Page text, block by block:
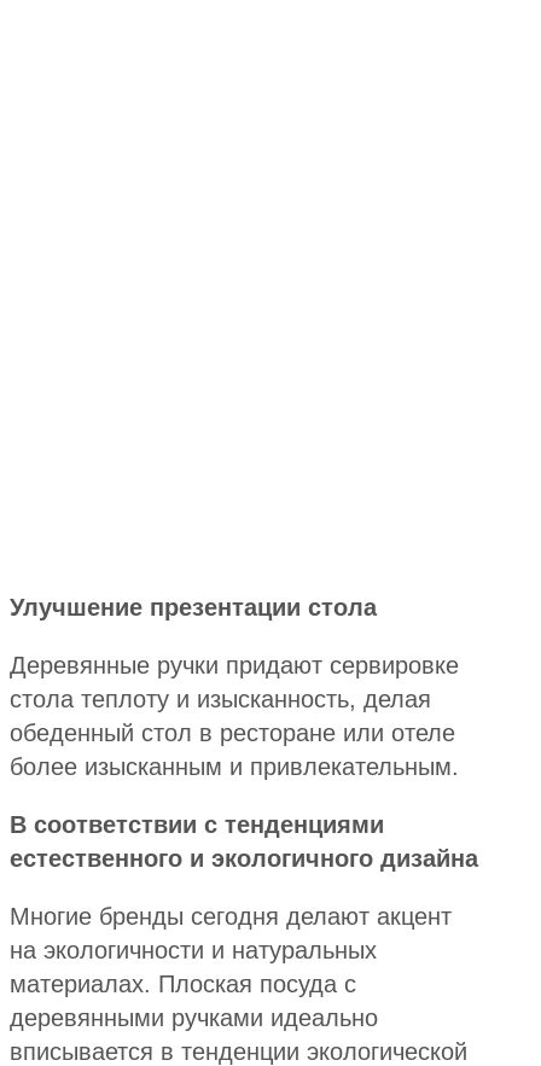
Улучшение презентации стола
Деревянные ручки придают сервировке
стола теплоту и изысканность, делая
обеденный стол в ресторане или отеле
более изысканным и привлекательным.
В соответствии с тенденциями
естественного и экологичного дизайна
Многие бренды сегодня делают акцент
на экологичности и натуральных
материалах. Плоская посуда с
деревянными ручками идеально
вписывается в тенденции экологической